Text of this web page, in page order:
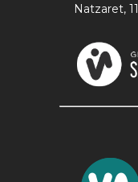
Natzaret,